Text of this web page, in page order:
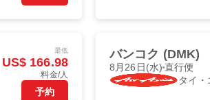
最低
US$ 166.98
料金/人
予約
バンコク (DMK)
8月26日(水)直行便
タイ